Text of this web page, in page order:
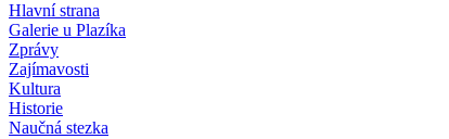
Hlavní strana
Galerie u Plazíka
Zprávy
Zajímavosti
Kultura
Historie
Naučná stezka